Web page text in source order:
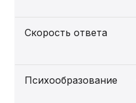
Скорость ответа
Психообразование